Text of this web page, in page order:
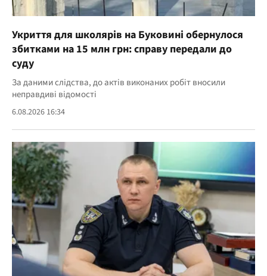
Укриття для школярів на Буковині обернулося
збитками на 15 млн грн: справу передали до
суду
За даними слідства, до актів виконаних робіт вносили
неправдиві відомості
6.08.2026 16:34